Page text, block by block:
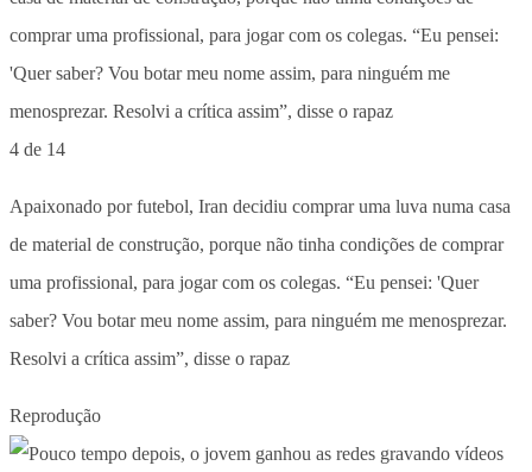
4 de 14
Apaixonado por futebol, Iran decidiu comprar uma luva numa casa
de material de construção, porque não tinha condições de comprar
uma profissional, para jogar com os colegas. “Eu pensei: 'Quer
saber? Vou botar meu nome assim, para ninguém me menosprezar.
Resolvi a crítica assim”, disse o rapaz
Reprodução